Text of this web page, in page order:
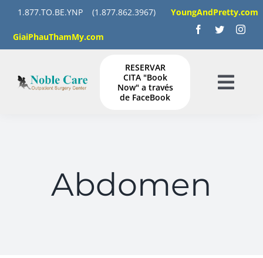
Saltar
contenido
1.877.TO.BE.YNP (1.877.862.3967) YoungAndPretty.com
GiaiPhauThamMy.com
GALERÍA
RESERVAR
CITA "Book
Now" a través
de FaceBook
Abdomen